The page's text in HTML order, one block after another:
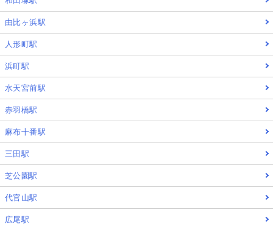
由比ヶ浜駅
人形町駅
浜町駅
水天宮前駅
赤羽橋駅
麻布十番駅
三田駅
芝公園駅
代官山駅
広尾駅